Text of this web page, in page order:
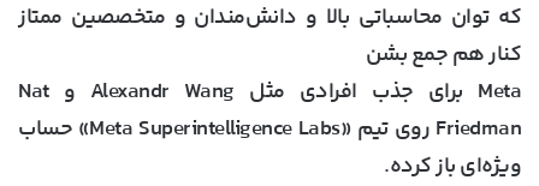
که توان محاسباتی بالا و دانش‌مندان و متخصصین ممتاز
کنار هم جمع بشن
‌Meta برای جذب افرادی مثل Alexandr Wang و Nat
Friedman روی تیم «Meta Superintelligence Labs» حساب
ویژه‌ای باز کرده.